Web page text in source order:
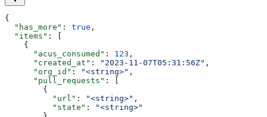
{
  "has_more"
: true ,
  "items"
: [
    {
      "acus_consumed"
: 123 ,
      "created_at"
: "2023-11-07T05:31:56Z" ,
      "org_id"
: "<string>" ,
      "pull_requests"
: [
        {
          "url"
: "<string>" ,
          "state"
:
"<string>"